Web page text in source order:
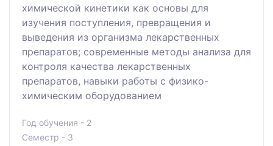
химической кинетики как основы для
изучения поступления, превращения и
выведения из организма лекарственных
препаратов; современные методы анализа для
контроля качества лекарственных
препаратов, навыки работы с физико-
химическим оборудованием
Год обучения - 2
Семестр - 3